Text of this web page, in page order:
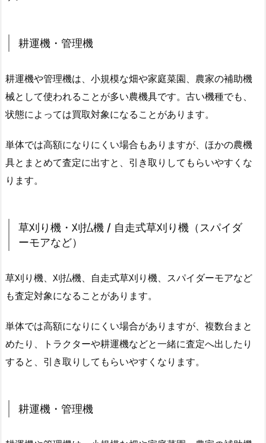
耕運機・管理機
耕運機や管理機は、小規模な畑や家庭菜園、農家の補助機
械として使われることが多い農機具です。古い機種でも、
状態によっては買取対象になることがあります。
単体では高額になりにくい場合もありますが、ほかの農機
具とまとめて査定に出すと、引き取りしてもらいやすくな
ります。
草刈り機・刈払機 / 自走式草刈り機（スパイダ
ーモアなど）
草刈り機、刈払機、自走式草刈り機、スパイダーモアなど
も査定対象になることがあります。
単体では高額になりにくい場合がありますが、複数台まと
めたり、トラクターや耕運機などと一緒に査定へ出したり
すると、引き取りしてもらいやすくなります。
耕運機・管理機